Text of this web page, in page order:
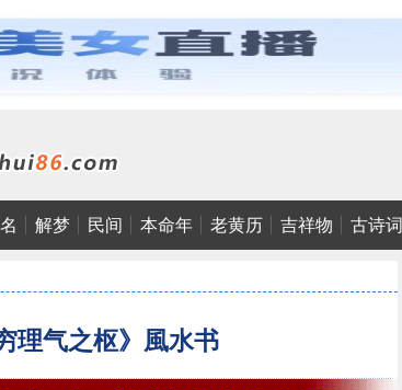
解梦 民间 本命年 老黄历 吉祥物 古诗词
理气之枢》風水书